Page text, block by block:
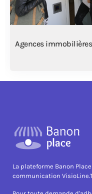
Agences immobilières
La plateforme Banon
communication